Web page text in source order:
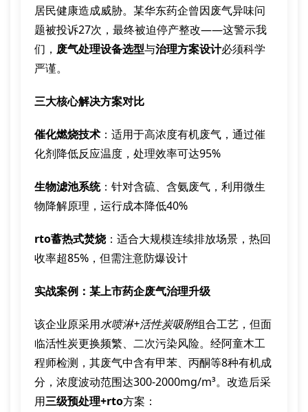
居民健康造成威胁。某华东药企曾因废气异味问
题被投诉27次，最终被迫停产整改——这警示我
们， 废气处理设备选型与治理方案设计必须科学
严谨。
三大核心解决方案对比
催化燃烧技术 ：适用于高浓度有机废气，通过催
化剂降低反应温度，处理效率可达95%
生物滤池系统：针对含硫、含氨废气，利用微生
物降解原理，运行成本降低40%
rto蓄热式焚烧 ：适合大规模连续排放场景，热回
收率超85%，但需注意防爆设计
实战案例：某上市药企废气治理升级
该企业原采用水喷淋+活性炭吸附组合工艺，但面
临活性炭更换频繁、二次污染风险。经阿童木工
程师检测，其废气中含有甲苯、丙酮等8种有机成
分，浓度波动范围达300-2000mg/m³。改造后采
用三级预处理+rto方案：